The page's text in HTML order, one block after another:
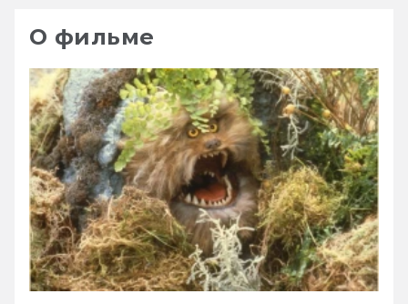
О фильме